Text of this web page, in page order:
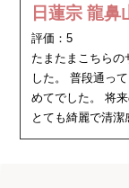
日蓮宗 龍鼻
評価：5
たまたまこちらの
した。 普段通っ
めてでした。 将
とても綺麗で清